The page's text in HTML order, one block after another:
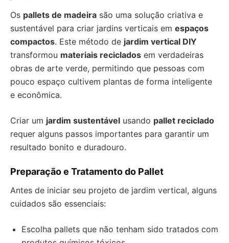
Os pallets de madeira são uma solução criativa e
sustentável para criar jardins verticais em espaços
compactos. Este método de jardim vertical DIY
transformou materiais reciclados em verdadeiras
obras de arte verde, permitindo que pessoas com
pouco espaço cultivem plantas de forma inteligente
e econômica.
Criar um jardim sustentável usando pallet reciclado
requer alguns passos importantes para garantir um
resultado bonito e duradouro.
Preparação e Tratamento do Pallet
Antes de iniciar seu projeto de jardim vertical, alguns
cuidados são essenciais:
Escolha pallets que não tenham sido tratados com